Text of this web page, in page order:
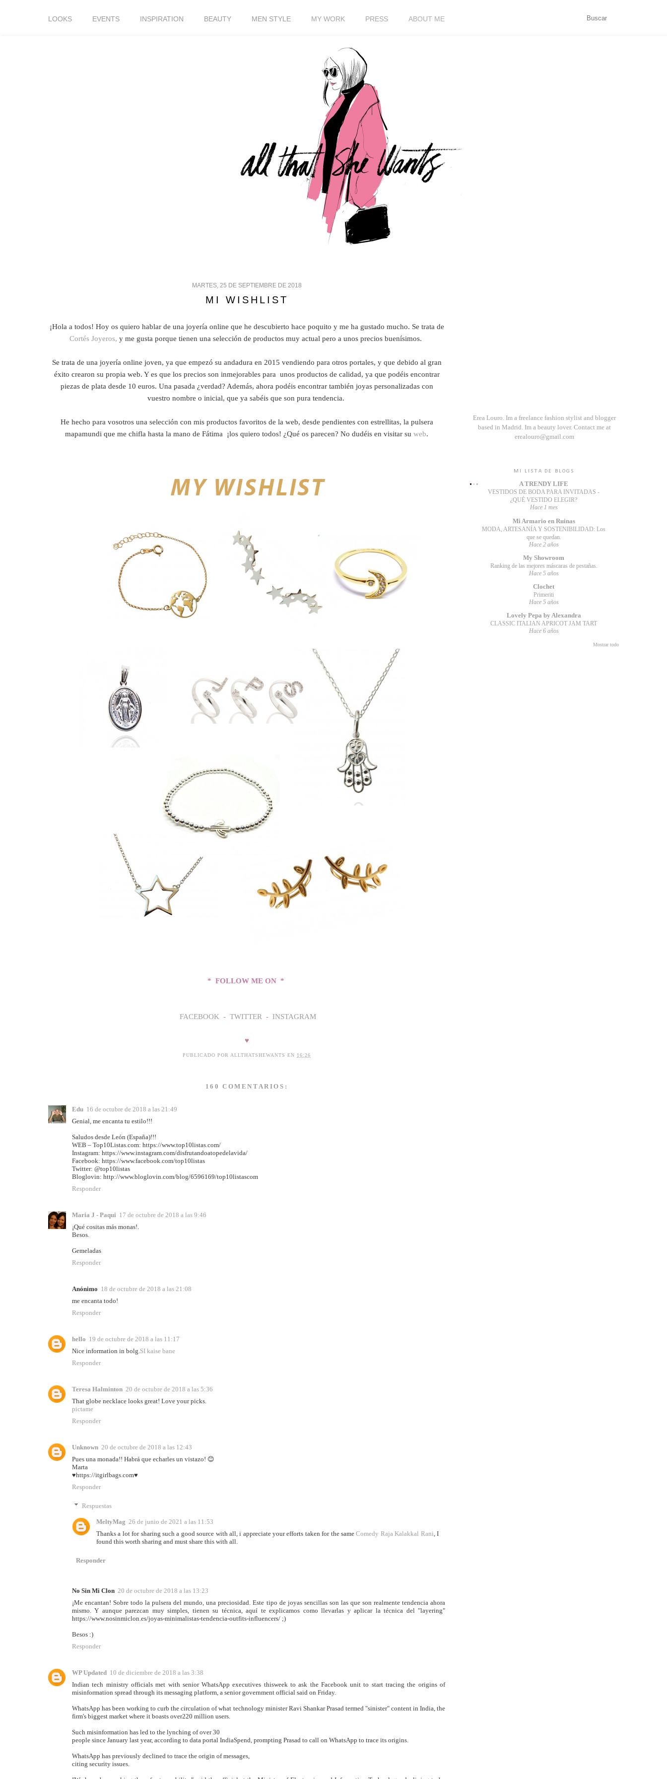
LOOKS EVENTS INSPIRATION BEAUTY MEN STYLE MY WORK PRESS ABOUT ME
MARTES, 25 DE SEPTIEMBRE DE 2018
MI WISHLIST
¡Hola a todos! Hoy os quiero hablar de una joyería online que he descubierto hace poquito y me ha gustado mucho. Se trata de
Cortés Joyeros, y me gusta porque tienen una selección de productos muy actual pero a unos precios buenísimos.
Se trata de una joyería online joven, ya que empezó su andadura en 2015 vendiendo para otros portales, y que debido al gran
éxito crearon su propia web. Y es que los precios son inmejorables para unos productos de calidad, ya que podéis encontrar
piezas de plata desde 10 euros. Una pasada ¿verdad? Además, ahora podéis encontrar también joyas personalizadas con
vuestro nombre o inicial, que ya sabéis que son pura tendencia.
He hecho para vosotros una selección con mis productos favoritos de la web, desde pendientes con estrellitas, la pulsera
mapamundi que me chifla hasta la mano de Fátima ¡los quiero todos! ¿Qué os parecen? No dudéis en visitar su web.
* FOLLOW ME ON *
FACEBOOK - TWITTER - INSTAGRAM
♥
PUBLICADO POR ALLTHATSHEWANTS EN 16:26
160 COMENTARIOS:
Edu 16 de octubre de 2018 a las 21:49
Genial, me encanta tu estilo!!!
Saludos desde León (España)!!!
WEB – Top10Listas.com: https://www.top10listas.com/
Instagram: https://www.instagram.com/disfrutandoatopedelavida/
Facebook: https://www.facebook.com/top10listas
Twitter: @top10listas
Bloglovin: http://www.bloglovin.com/blog/6596169/top10listascom
Responder
Maria J - Paqui 17 de octubre de 2018 a las 9:46
¡Qué cositas más monas!.
Besos.
Gemeladas
Responder
Anónimo 18 de octubre de 2018 a las 21:08
me encanta todo!
Responder
hello 19 de octubre de 2018 a las 11:17
Nice information in bolg.SI kaise bane
Responder
Teresa Halminton 20 de octubre de 2018 a las 5:36
That globe necklace looks great! Love your picks.
pictame
Responder
Unknown 20 de octubre de 2018 a las 12:43
Pues una monada!! Habrá que echarles un vistazo! 😊
Marta
♥️https://itgirlbags.com♥️
Responder
Respuestas
MeltyMag 26 de junio de 2021 a las 11:53
Thanks a lot for sharing such a good source with all, i appreciate your efforts taken for the sameComedy Raja Kalakkal Rani , I
found this worth sharing and must share this with all.
Responder
No Sin Mi Clon 20 de octubre de 2018 a las 13:23
¡Me encantan! Sobre todo la pulsera del mundo, una preciosidad. Este tipo de joyas sencillas son las que son realmente tendencia ahora
mismo. Y aunque parezcan muy simples, tienen su técnica, aquí te explicamos como llevarlas y aplicar la técnica del "layering"
https://www.nosinmiclon.es/joyas-minimalistas-tendencia-outfits-influencers/ ;)
Besos :)
Responder
WP Updated 10 de diciembre de 2018 a las 3:38
Indian tech ministry officials met with senior WhatsApp executives thisweek to ask the Facebook unit to start tracing the origins of
misinformation spread through its messaging platform, a senior government official said on Friday.
WhatsApp has been working to curb the circulation of what technology minister Ravi Shankar Prasad termed "sinister" content in India, the
firm's biggest market where it boasts over220 million users.
Such misinformation has led to the lynching of over 30
people since January last year, according to data portal IndiaSpend, prompting Prasad to call on WhatsApp to trace its origins.
WhatsApp has previously declined to trace the origin of messages,
citing security issues.
Erea Louro. Im a freelance fashion stylist and blogger
based in Madrid. Im a beauty lover. Contact me at
erealouro@gmail.com
MI LISTA DE BLOGS
A TRENDY LIFE
VESTIDOS DE BODA PARA INVITADAS -
¿QUÉ VESTIDO ELEGIR?
Hace 1 mes
Mi Armario en Ruinas
MODA, ARTESANÍA Y SOSTENIBILIDAD: Los
que se quedan.
Hace 2 años
My Showroom
Ranking de las mejores máscaras de pestañas.
Hace 5 años
Clochet
Primeriti
Hace 5 años
Lovely Pepa by Alexandra
CLASSIC ITALIAN APRICOT JAM TART
Hace 6 años
Mostrar todo